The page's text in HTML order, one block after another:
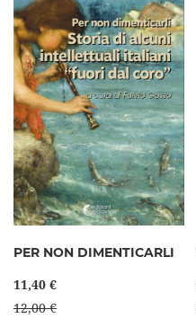
PER NON DIMENTICARLI
11,40 €
12,00 €